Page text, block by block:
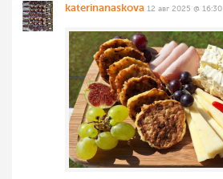
katerinanaskova 12 авг 2025 @ 16:30